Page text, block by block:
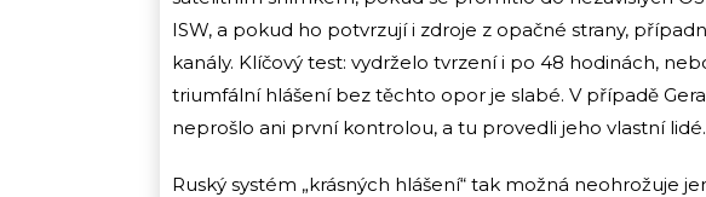
ISW, a pokud ho potvrzují i zdroje z opačné strany,
kanály. Klíčový test: vydrželo tvrzení i po 48 hodinách,
triumfální hlášení bez těchto opor je slabé. V případě
neprošlo ani první kontrolou, a tu provedli jeho vlastní lidé.
Ruský systém „krásných hlášení“ tak možná neohrožuje